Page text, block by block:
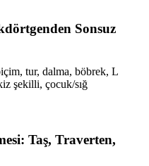
Sonsuz
tur, dalma, böbrek, L
şekilli, çocuk/sığ
Taş, Traverten,